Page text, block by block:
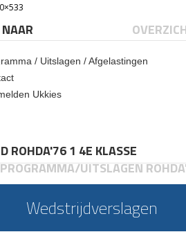
/ Uitslagen / Afgelastingen
Ukkies
ROHDA'76 1 4E KLASSE
PROGRAMMA/UITSLAGEN
Wedstrijdverslagen